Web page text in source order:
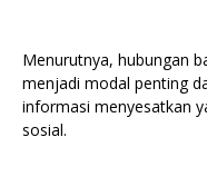
Menurutnya, hubungan
menjadi modal penting
informasi menyesatkan
sosial.